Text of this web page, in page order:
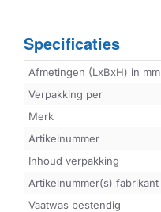
Specificaties
Afmetingen (LxBxH) in mm
Verpakking per
Merk
Artikelnummer
Inhoud verpakking
Artikelnummer(s) fabrikant
Vaatwas bestendig